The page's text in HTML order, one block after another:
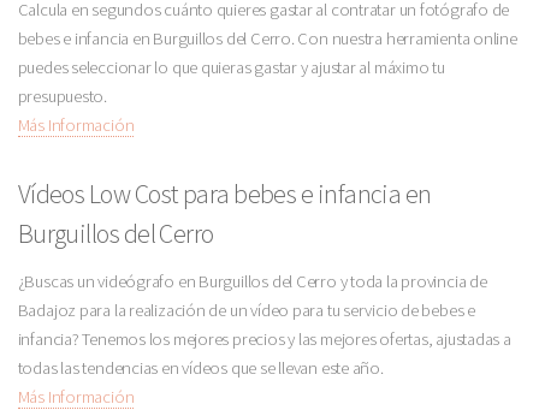
Calcula en segundos cuánto quieres gastar al contratar un fotógrafo de
bebes e infancia en Burguillos del Cerro. Con nuestra herramienta online
puedes seleccionar lo que quieras gastar y ajustar al máximo tu
presupuesto.
Más Información
Vídeos Low Cost para bebes e infancia en
Burguillos del Cerro
¿Buscas un videógrafo en Burguillos del Cerro y toda la provincia de
Badajoz para la realización de un vídeo para tu servicio de bebes e
infancia? Tenemos los mejores precios y las mejores ofertas, ajustadas a
todas las tendencias en vídeos que se llevan este año.
Más Información